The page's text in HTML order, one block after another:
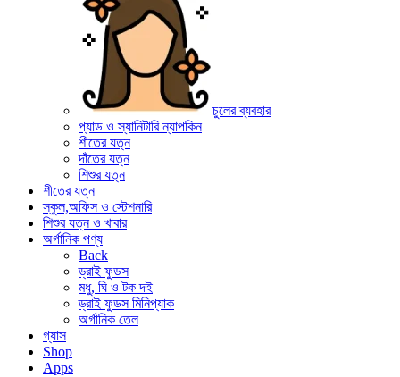
চুলের ব্যবহার
প্যাড ও স্যানিটারি ন্যাপকিন
শীতের যত্ন
দাঁতের যত্ন
শিশুর যত্ন
শীতের যত্ন
স্কুল,অফিস ও স্টেশনারি
শিশুর যত্ন ও খাবার
অর্গানিক পণ্য
Back
ড্রাই ফুডস
মধু, ঘি ও টক দই
ড্রাই ফুডস মিনিপ্যাক
অর্গানিক তেল
গ্যাস
Shop
Apps